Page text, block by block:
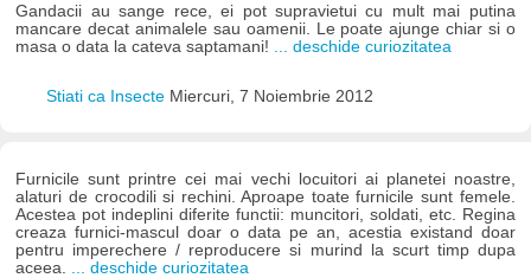
Gandacii au sange rece, ei pot supravietui cu mult mai putina
mancare decat animalele sau oamenii. Le poate ajunge chiar si o
masa o data la cateva saptamani!
... deschide curiozitatea
Stiati ca Insecte Miercuri, 7 Noiembrie 2012
Furnicile sunt printre cei mai vechi locuitori ai planetei noastre,
alaturi de crocodili si rechini. Aproape toate furnicile sunt femele.
Acestea pot indeplini diferite functii: muncitori, soldati, etc. Regina
creaza furnici-mascul doar o data pe an, acestia existand doar
pentru imperechere / reproducere si murind la scurt timp dupa
aceea.
... deschide curiozitatea